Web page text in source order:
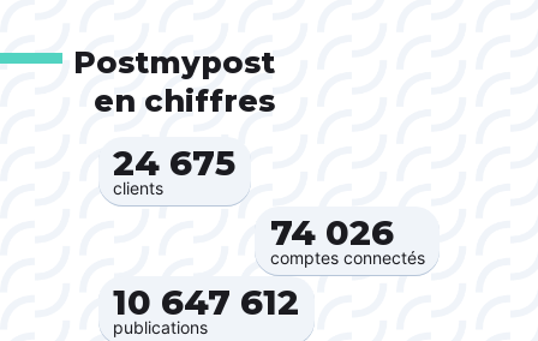
Postmypost
en chiffres
24 675‍
clients
74 026‍
comptes connectés
10 647 612‍
publications